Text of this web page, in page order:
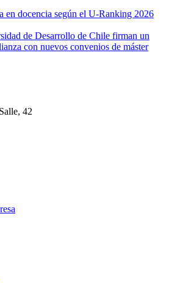
en docencia según el U-Ranking 2026
de Desarrollo de Chile firman un
con nuevos convenios de máster
42